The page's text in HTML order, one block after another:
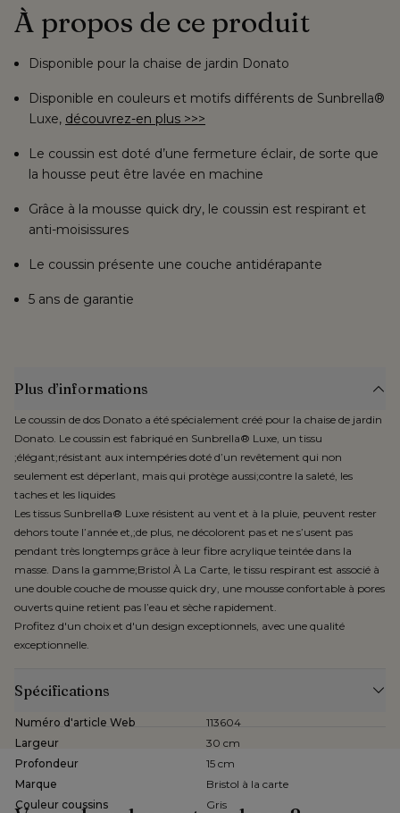
Si tous les articles sont en stock, vous pouvez choisir une date de
livraison immédiatement
. Dans le cas contraire, un délai de livraison
estimatif vous sera communiqué.
Vous disposez d'un droit de rétractation pour les produits achetés en
ligne. Après nous avoir informés de votre décision, vous avez
À propos de ce produit
Disponible pour la chaise de jardin Donato
Disponible en couleurs et motifs différents de Sunbrella®
Luxe, découvrez-en plus >>>
Le coussin est doté d’une fermeture éclair, de sorte que
la housse peut être lavée en machine
Grâce à la mousse quick dry, le coussin est respirant et
anti-moisissures
Le coussin présente une couche antidérapante
5 ans de garantie
Plus d’informations
Le coussin de dos Donato a été spécialement créé pour la chaise de jardin
Donato. Le coussin est fabriqué en Sunbrella® Luxe, un tissu
;élégant;résistant aux intempéries doté d’un revêtement qui non
seulement est déperlant, mais qui protège aussi;contre la saleté, les
taches et les liquides
Les tissus Sunbrella® Luxe résistent au vent et à la pluie, peuvent rester
dehors toute l’année et,;de plus, ne décolorent pas et ne s’usent pas
pendant très longtemps grâce à leur fibre acrylique teintée dans la
masse. Dans la gamme;Bristol À La Carte, le tissu respirant est associé à
une double couche de mousse quick dry, une mousse confortable à pores
ouverts quine retient pas l’eau et sèche rapidement.
Profitez d'un choix et d'un design exceptionnels, avec une qualité
exceptionnelle.
Spécifications
Numéro d'article Web
113604
Largeur
30 cm
Profondeur
15 cm
Marque
Bristol à la carte
Couleur coussins
Gris